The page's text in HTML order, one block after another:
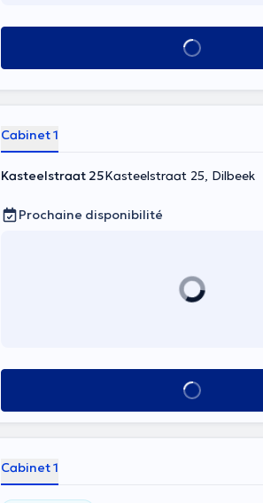
Voir tout
Cabinet 1
Kasteelstraat 25Kasteelstraat 25, Dilbeek
Prochaine disponibilité
Voir tout
Cabinet 1